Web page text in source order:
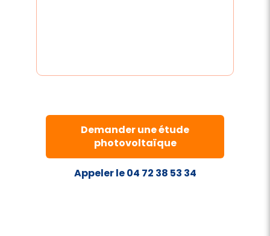
Demander une étude
photovoltaïque
Appeler le 04 72 38 53 34